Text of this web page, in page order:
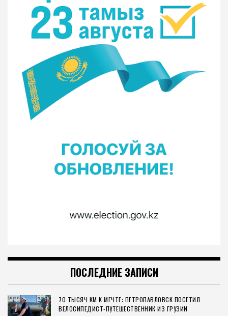
ПОСЛЕДНИЕ ЗАПИСИ
70 ТЫСЯЧ КМ К МЕЧТЕ: ПЕТРОПАВЛОВСК ПОСЕТИЛ
ВЕЛОСИПЕДИСТ-ПУТЕШЕСТВЕННИК ИЗ ГРУЗИИ